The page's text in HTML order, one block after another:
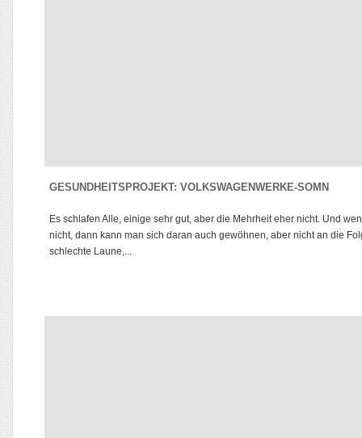
GESUNDHEITSPROJEKT: VOLKSWAGENWERKE-SOMN
Es schlafen Alle, einige sehr gut, aber die Mehrheit eher nicht. Und
nicht, dann kann man sich daran auch gewöhnen, aber nicht an die
schlechte Laune,...